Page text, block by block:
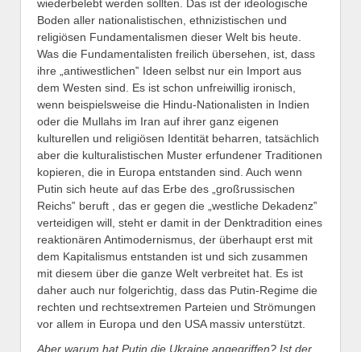
wiederbelebt werden sollten. Das ist der ideologische
Boden aller nationalistischen, ethnizistischen und
religiösen Fundamentalismen dieser Welt bis heute.
Was die Fundamentalisten freilich übersehen, ist, dass
ihre „antiwestlichen‟ Ideen selbst nur ein Import aus
dem Westen sind. Es ist schon unfreiwillig ironisch,
wenn beispielsweise die Hindu-Nationalisten in Indien
oder die Mullahs im Iran auf ihrer ganz eigenen
kulturellen und religiösen Identität beharren, tatsächlich
aber die kulturalistischen Muster erfundener Traditionen
kopieren, die in Europa entstanden sind. Auch wenn
Putin sich heute auf das Erbe des „großrussischen
Reichs‟ beruft , das er gegen die „westliche Dekadenz‟
verteidigen will, steht er damit in der Denktradition eines
reaktionären Antimodernismus, der überhaupt erst mit
dem Kapitalismus entstanden ist und sich zusammen
mit diesem über die ganze Welt verbreitet hat. Es ist
daher auch nur folgerichtig, dass das Putin-Regime die
rechten und rechtsextremen Parteien und Strömungen
vor allem in Europa und den USA massiv unterstützt.
Aber warum hat Putin die Ukraine angegriffen? Ist der